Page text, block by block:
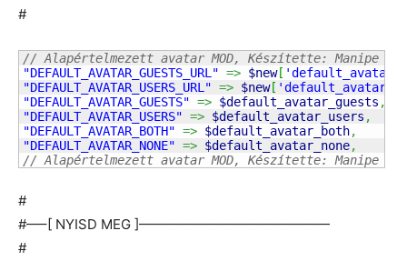
#
// Alapértelmezett avatar MOD, Készítette: Manipe
"DEFAULT_AVATAR_GUESTS_URL" => $new[
"DEFAULT_AVATAR_USERS_URL" => $new[
"DEFAULT_AVATAR_GUESTS" => $default_avatar_guests ,
"DEFAULT_AVATAR_USERS" => $default_avatar_users ,
"DEFAULT_AVATAR_BOTH" => $default_avatar_both,
"DEFAULT_AVATAR_NONE" => $default_avatar_none,
// Alapértelmezett avatar MOD, Készítette: Manipe
#
#—–[ NYISD MEG ]——————————————
#